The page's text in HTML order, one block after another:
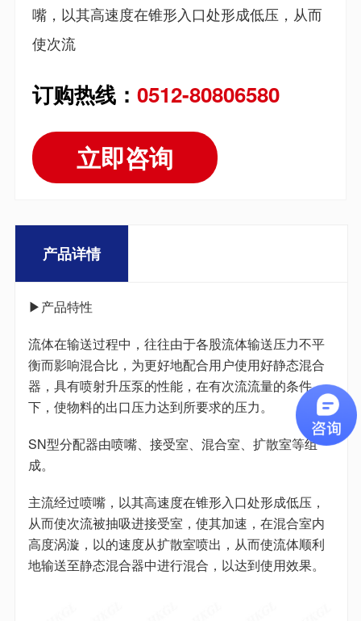
嘴，以其高速度在锥形入口处形成低压，从而
使次流
订购热线： 0512-80806580
立即咨询
产品详情
▶产品特性
流体在输送过程中，往往由于各股流体输送压力不平
衡而影响混合比，为更好地配合用户使用好静态混合
器，具有喷射升压泵的性能，在有次流流量的条件
下，使物料的出口压力达到所要求的压力。
SN型分配器由喷嘴、接受室、混合室、扩散室等组
成。
主流经过喷嘴，以其高速度在锥形入口处形成低压，
从而使次流被抽吸进接受室，使其加速，在混合室内
高度涡漩，以的速度从扩散室喷出，从而使流体顺利
地输送至静态混合器中进行混合，以达到使用效果。